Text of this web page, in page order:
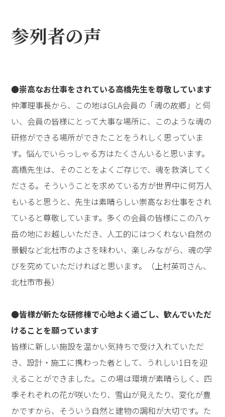
参列者の声
●崇高なお仕事をされている高橋先生を尊敬しています
仲澤理事長から、この地はGLA会員の「魂の故郷」と伺
い、会員の皆様にとって大事な場所に、このような魂の
研修ができる場所ができたことをうれしく思っていま
す。悩んでいらっしゃる方はたくさんいると思います。
高橋先生は、そのことをよくご存じで、魂を救済してく
ださる。そういうことを求めている方が世界中に何万人
もいると思うと、先生は素晴らしい崇高なお仕事をされ
ていると尊敬しています。多くの会員の皆様にこの八ヶ
岳の地にお越しいただき、人工的にはつくれない自然の
景観など北杜市のよさを味わい、楽しみながら、魂の学
びを究めていただければと思います。（上村英司さん、
北杜市市長）
●皆様が新たな研修棟で心地よく過ごし、歓んでいただ
けることを願っています
皆様に新しい施設を温かい気持ちで受け入れていただ
き、設計・施工に携わった者として、うれしい1日を迎
えることができました。この場は環境が素晴らしく、四
季それぞれの花が咲いたり、雪山が見えたり、変化が豊
かですから、そういう自然と建物の調和が大切です。た